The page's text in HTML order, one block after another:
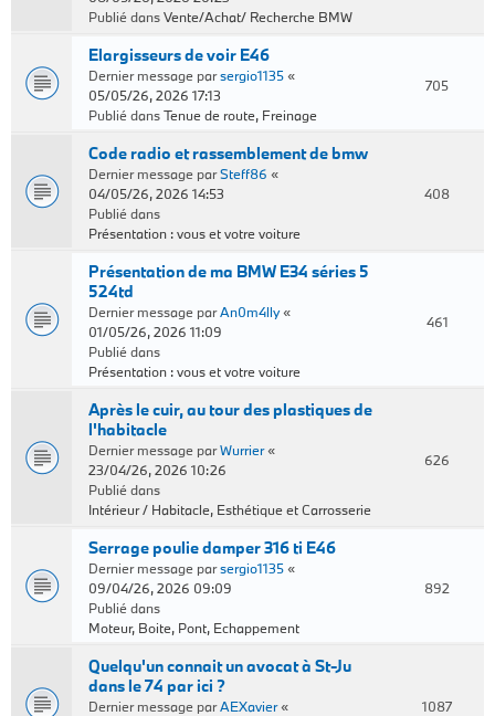
Publié dansVente/Achat/ Recherche BMW
Elargisseurs de voir E46
Dernier message parsergio1135«
05/05/26, 2026 17:13
Publié dansTenue de route, Freinage
705
Code radio et rassemblement de bmw
Dernier message parSteff86 «
04/05/26, 2026 14:53
Publié dans
Présentation : vous et votre voiture
408
Présentation de ma BMW E34 séries 5
524td
Dernier message parAn0m4lly«
01/05/26, 2026 11:09
Publié dans
Présentation : vous et votre voiture
461
Après le cuir, au tour des plastiques de
l'habitacle
Dernier message parWurrier«
23/04/26, 2026 10:26
Publié dans
Intérieur / Habitacle, Esthétique et Carrosserie
626
Serrage poulie damper 316 ti E46
Dernier message parsergio1135«
09/04/26, 2026 09:09
Publié dans
Moteur, Boite, Pont, Echappement
892
Quelqu'un connait un avocat à St-Ju
dans le 74 par ici ?
Dernier message parAEXavier«
1087